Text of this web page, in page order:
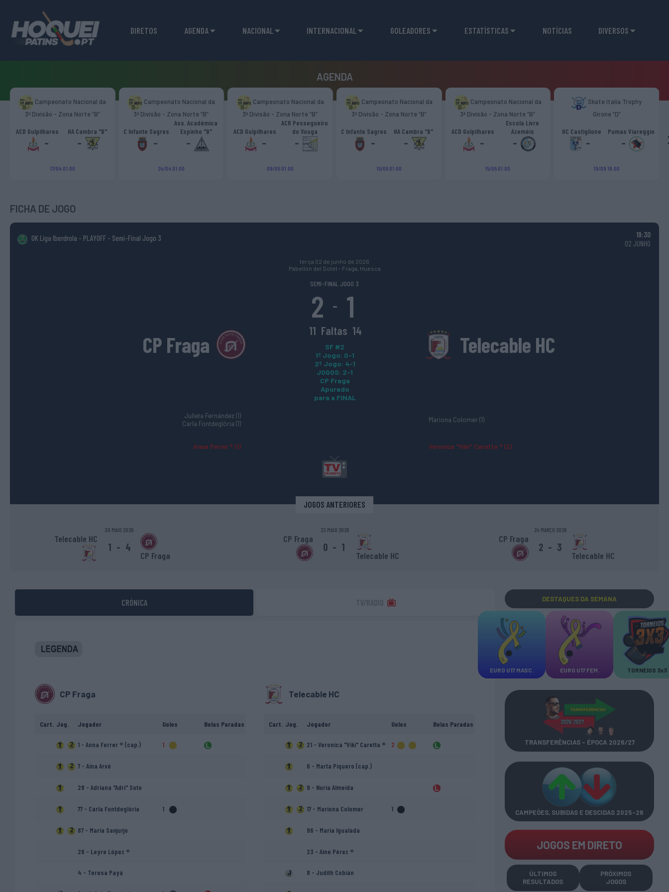
DIRETOS AGENDA NACIONAL INTERNACIONAL GOLEADORES ESTATÍSTICAS NOTÍCIAS DIVERSOS
AGENDA
Campeonato Nacional da
3ª Divisão - Zona Norte “B”
ACD Gulpilhares
-
HA Cambra "B"
-
17/04 01:00
Campeonato Nacional da
3ª Divisão - Zona Norte “B”
C Infante Sagres
-
Ass. Académica
Espinho "B"
-
24/04 01:00
Campeonato Nacional da
3ª Divisão - Zona Norte “B”
ACD Gulpilhares
-
ACR Pessegueiro
do Vouga
-
09/05 01:00
Campeonato Nacional da
3ª Divisão - Zona Norte “B”
C Infante Sagres
-
HA Cambra "B"
-
15/05 01:00
Campeonato Nacional da
3ª Divisão - Zona Norte “B”
ACD Gulpilhares
-
Escola Livre
Azeméis
-
15/05 01:00
Skate Italia Trophy
Girone “D”
HC Castiglione
-
Pumas Viareggio
-
19/09 18:00
FICHA DE JOGO
OK Liga Iberdrola - PLAYOFF - Semi-Final Jogo 3
19:30
02 JUNHO
terça 02 de junho de 2026
Pabellón del Sotet - Fraga, Huesca
SEMI-FINAL JOGO 3
CP Fraga
2 - 1
11 Faltas 14
SF #2
1º Jogo: 0-1
2º Jogo: 4-1
JOGOS: 2-1
CP Fraga
Apurado
para a FINAL
Telecable HC
Julieta Fernández (1)
Carla Fontdeglòria (1)
Mariona Colomer (1)
Anna Ferrer ® (1) Veronica "Viki" Caretta ® (2)
JOGOS ANTERIORES
30 MAIO 2026
Telecable HC
1 - 4
CP Fraga
23 MAIO 2026
CP Fraga
0 - 1
Telecable HC
24 MARÇO 2026
CP Fraga
2 - 3
Telecable HC
CRÓNICA TV/RADIO
CP Fraga
Cart. Jog. Jogador Golos Bolas Paradas
1 - Anna Ferrer ® (cap.) 1
7 - Aina Arxé
28 - Adriana "Adri" Soto
77 - Carla Fontdeglòria 1
87 - María Sanjurjo
26 - Leyre López ®
4 - Teresa Payá
Telecable HC
Cart. Jog. Jogador Golos Bolas Paradas
21 - Veronica "Viki" Caretta ® 2
6 - Marta Piquero (cap.)
9 - Nuria Almeida
17 - Mariona Colomer 1
96 - Maria Igualada
23 - Aine Pérez ®
8 - Judith Cobián
DESTAQUES DA SEMANA
EURO U17 MASC. EURO U17 FEM. TORNEIOS 3x3
TRANSFERÊNCIAS - ÉPOCA 2026/27
CAMPEÕES, SUBIDAS E DESCIDAS 2025-26
JOGOS EM DIRETO
ÚLTIMOS
RESULTADOS
PRÓXIMOS
JOGOS